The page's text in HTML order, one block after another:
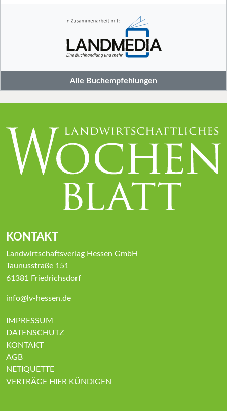
Alle Buchempfehlungen
KONTAKT
Landwirtschaftsverlag Hessen GmbH
Taunusstraße 151
61381 Friedrichsdorf
info@lv-hessen.de
IMPRESSUM
DATENSCHUTZ
KONTAKT
AGB
NETIQUETTE
VERTRÄGE HIER KÜNDIGEN